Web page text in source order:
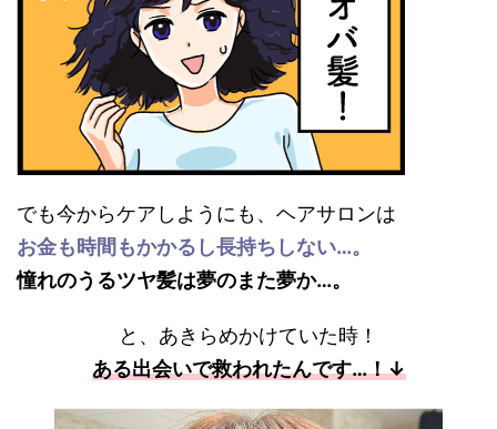
でも今からケアしようにも、ヘアサロンは
お金も時間もかかるし長持ちしない…。
憧れのうるツヤ髪は夢のまた夢か…。
と、あきらめかけていた時！
ある出会いで救われたんです…！↓